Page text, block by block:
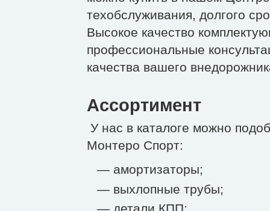
техобслуживания, долгого
Высокое качество
профессиональные
качества вашего
Ассортимент
У нас в каталоге можно
Монтеро Спорт:
— амортизаторы;
— выхлопные трубы;